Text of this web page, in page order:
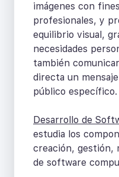
imágenes con
profesionales, y
equilibrio visual,
necesidades
también
directa un
público específico.
Desarrollo de
estudia los
creación, gestión,
de software